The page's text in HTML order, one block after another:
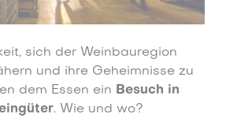
sich der Weinbauregion
und ihre Geheimnisse zu
dem Essen ein
Besuch in
. Wie und wo?